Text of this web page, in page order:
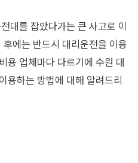
대를 잡았다가는 큰 사고로 이
에는 반드시 대리운전을 이용
용 업체마다 다르기에 수원 대
용하는 방법에 대해 알려드리